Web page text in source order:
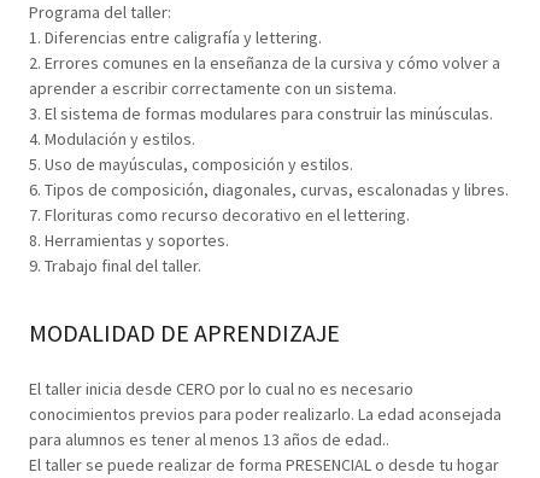
Programa del taller:
1. Diferencias entre caligrafía y lettering.
2. Errores comunes en la enseñanza de la cursiva y cómo volver a
aprender a escribir correctamente con un sistema.
3. El sistema de formas modulares para construir las minúsculas.
4. Modulación y estilos.
5. Uso de mayúsculas, composición y estilos.
6. Tipos de composición, diagonales, curvas, escalonadas y libres.
7. Florituras como recurso decorativo en el lettering.
8. Herramientas y soportes.
9. Trabajo final del taller.
MODALIDAD DE APRENDIZAJE
El taller inicia desde CERO por lo cual no es necesario
conocimientos previos para poder realizarlo. La edad aconsejada
para alumnos es tener al menos 13 años de edad..
El taller se puede realizar de forma PRESENCIAL o desde tu hogar